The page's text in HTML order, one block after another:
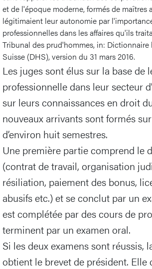
et de l'époque moderne, formés de maîtres
légitimaient leur autonomie par
professionnelles dans les affaires qu'ils
Tribunal des prud'hommes, in:
Suisse (DHS), version du 31 mars 2016.
Les juges sont élus sur la base de
professionnelle dans leur secteur
sur leurs connaissances en droit
nouveaux arrivants sont formés
d’environ huit semestres.
Une première partie comprend le
(contrat de travail, organisation
résiliation, paiement des bonus,
abusifs etc.) et se conclut par un
est complétée par des cours de
terminent par un examen oral.
Si les deux examens sont réussis,
obtient le brevet de président. Elle